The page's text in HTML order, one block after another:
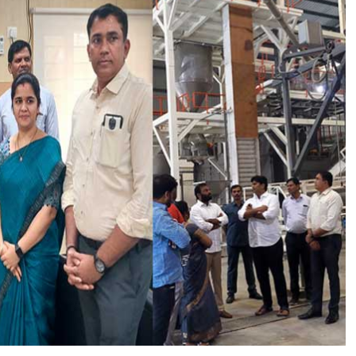
లు
ష్యా
డా
ల
ని
యో
గం
,
టీ
ఎ
స్